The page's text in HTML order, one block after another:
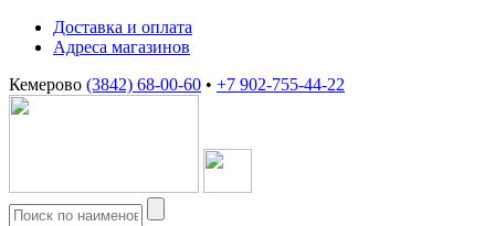
Доставка и оплата
Адреса магазинов
Кемерово (3842) 68-00-60 • +7 902-755-44-22